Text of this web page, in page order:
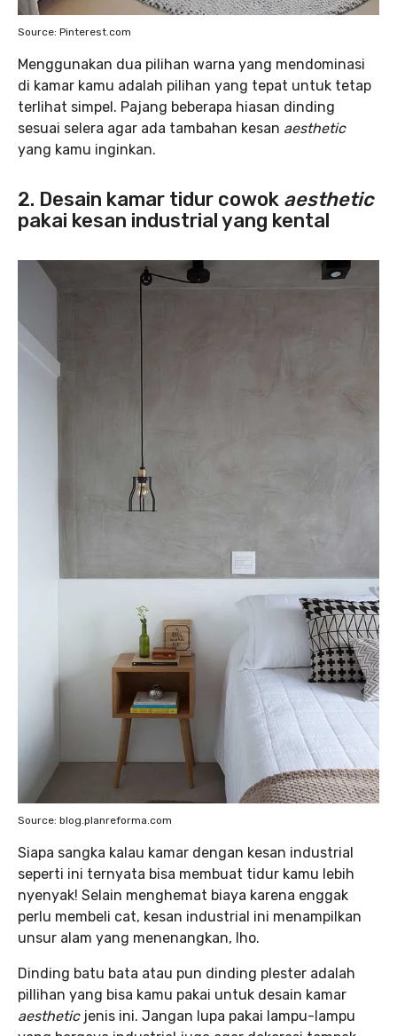
Source: Pinterest.com
Menggunakan dua pilihan warna yang mendominasi
di kamar kamu adalah pilihan yang tepat untuk tetap
terlihat simpel. Pajang beberapa hiasan dinding
sesuai selera agar ada tambahan kesan aesthetic
yang kamu inginkan.
2. Desain kamar tidur cowok aesthetic
pakai kesan industrial yang kental
Source: blog.planreforma.com
Siapa sangka kalau kamar dengan kesan industrial
seperti ini ternyata bisa membuat tidur kamu lebih
nyenyak! Selain menghemat biaya karena enggak
perlu membeli cat, kesan industrial ini menampilkan
unsur alam yang menenangkan, lho.
Dinding batu bata atau pun dinding plester adalah
pillihan yang bisa kamu pakai untuk desain kamar
aesthetic jenis ini. Jangan lupa pakai lampu-lampu